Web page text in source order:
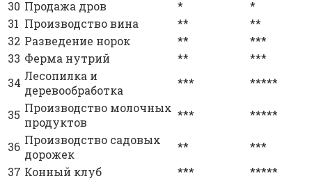
30 Продажа дров *
*
31 Производство вина **
**
32 Разведение норок **
***
33 Ферма нутрий **
***
34 Лесопилка и
деревообработка
*** *****
35 Производство молочных
продуктов
*** *****
36 Производство садовых
дорожек
**
***
37 Конный клуб *** *****